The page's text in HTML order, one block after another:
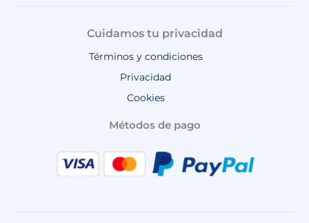
Cuidamos tu privacidad
Términos y condiciones
Privacidad
Cookies
Métodos de pago